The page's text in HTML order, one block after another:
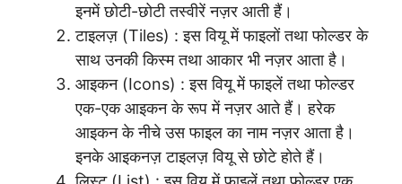
इनमें छोटी-छोटी तस्वीरें नज़र आती हैं।
टाइलज़ (Tiles) : इस वियू में फाइलों तथा फोल्डर के
साथ उनकी किस्म तथा आकार भी नज़र आता है।
आइकन (Icons) : इस वियू में फाइलें तथा फोल्डर
एक-एक आइकन के रूप में नज़र आते हैं। हरेक
आइकन के नीचे उस फाइल का नाम नज़र आता है।
इनके आइकनज़ टाइलज़ वियू से छोटे होते हैं।